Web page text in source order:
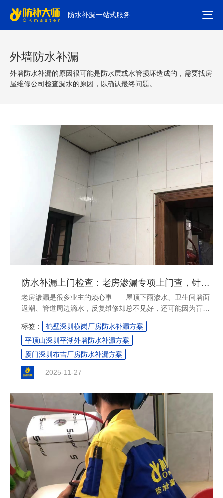
防水补漏一站式服务
外墙防水补漏
外墙防水补漏的原因很可能是防水层或水管损坏造成的，需要找房
屋维修公司检查漏水的原因，以确认最终问题。
防水补漏上门检查：老房渗漏专项上门查，针对性出修复方案
老房渗漏是很多业主的烦心事——屋顶下雨渗水、卫生间墙面
返潮、管道周边滴水，反复维修却总不见好，还可能因为盲目
砸墙挖砖破坏原有装修，既费钱又费时间。这时候，专业的防
水补漏上门检查就尤为关键，尤其是针对老房渗漏的专项上门
查，能精准找到问题根源，从源头避免无效维修。防补大师
（深圳）防水工程有限公司作为累积30年防水补漏经验的专业
着成熟的服务体系和丰富的实践经验，始终以“专业诚信满
标签：
鹤壁深圳横岗厂房防水补漏方案
平顶山深圳平湖外墙防水补漏方案
厦门深圳布吉厂房防水补漏方案
2025-11-27